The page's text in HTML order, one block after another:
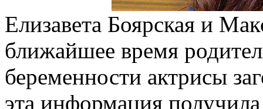
Елизавета Боярская и
ближайшее время
беременности актрисы
эта информация